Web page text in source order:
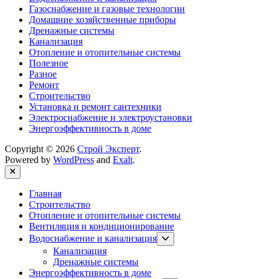
Газоснабжение и газовые технологии
Домашние хозяйственные приборы
Дренажные системы
Канализация
Отопление и отопительные системы
Полезное
Разное
Ремонт
Строительство
Установка и ремонт сантехники
Электроснабжение и электроустановки
Энергоэффективность в доме
Copyright © 2026 Строй Эксперт.
Powered by WordPress and Exalt.
Close
Главная
Строительство
Отопление и отопительные системы
Вентиляция и кондиционирование
Водоснабжение и канализация
Show
sub
Канализация
Дренажные системы
Энергоэффективность в доме